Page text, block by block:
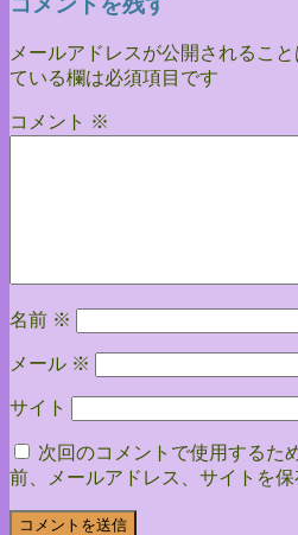
メールアドレスが公開されること
ている欄は必須項目です
コメント ※
名前 ※
メール ※
サイト
次回のコメントで使用するた
前、メールアドレス、サイトを保